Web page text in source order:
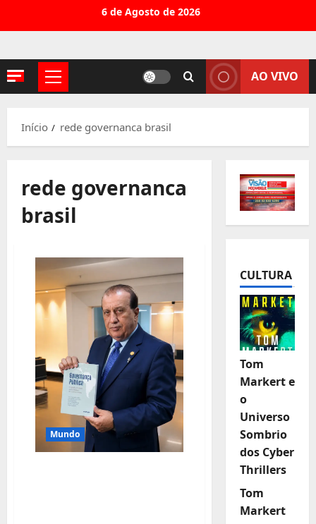
conteúdo
6 de Agosto de 2026
Menu
AO VIVO
Início rede governanca brasil
rede governanca
brasil
Mundo
CULTURA
Tom
Markert e
o
Universo
Sombrio
dos Cyber
Thrillers
Tom
Markert